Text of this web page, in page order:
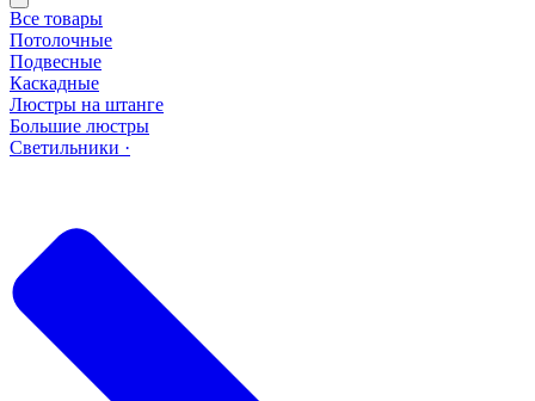
Все товары
Потолочные
Подвесные
Каскадные
Люстры на штанге
Большие люстры
Светильники ·